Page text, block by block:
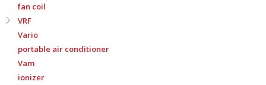
fan coil
VRF
Vario
portable air conditioner
Vam
ionizer